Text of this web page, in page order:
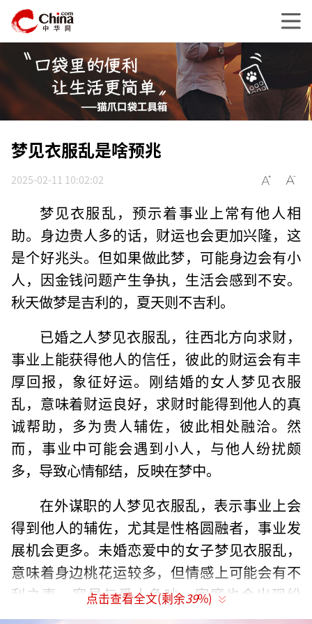
梦见衣服乱是啥预兆
2025-02-11 10:02:02
梦见衣服乱，预示着事业上常有他人相
助。身边贵人多的话，财运也会更加兴隆，这
是个好兆头。但如果做此梦，可能身边会有小
人，因金钱问题产生争执，生活会感到不安。
秋天做梦是吉利的，夏天则不吉利。
已婚之人梦见衣服乱，往西北方向求财，
事业上能获得他人的信任，彼此的财运会有丰
厚回报，象征好运。刚结婚的女人梦见衣服
乱，意味着财运良好，求财时能得到他人的真
诚帮助，多为贵人辅佐，彼此相处融洽。然
而，事业中可能会遇到小人，与他人纷扰颇
多，导致心情郁结，反映在梦中。
在外谋职的人梦见衣服乱，表示事业上会
得到他人的辅佐，尤其是性格圆融者，事业发
展机会更多。未婚恋爱中的女子梦见衣服乱，
意味着身边桃花运较多，但情感上可能会有不
利之事，容易与爱人争吵，家庭也会出现纷
争。
点击查看全文(剩余39%)